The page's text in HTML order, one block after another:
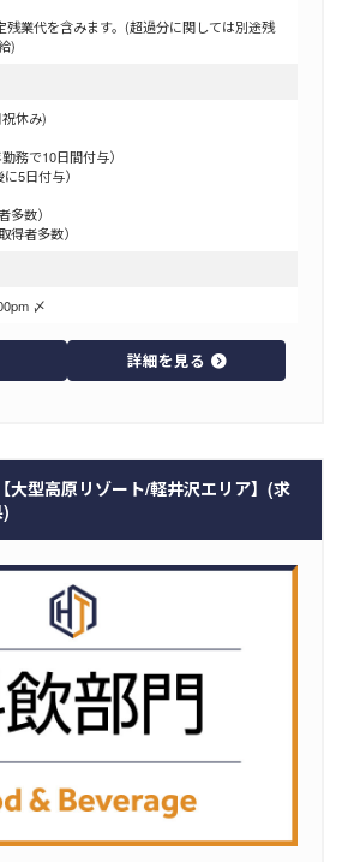
残業代を含みます。(超過分に関しては別途残
)
休み)
務で10日間付与）
5日付与）
多数）
得者多数）
〆
詳細を見る
大型高原リゾート/軽井沢エリア】(求